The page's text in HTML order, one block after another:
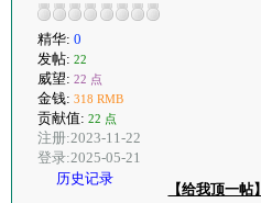
精华: 0
发帖: 22
威望: 22 点
金钱: 318 RMB
贡献值: 22 点
注册:2023-11-22
登录:2025-05-21
历史记录
【给我顶一帖】